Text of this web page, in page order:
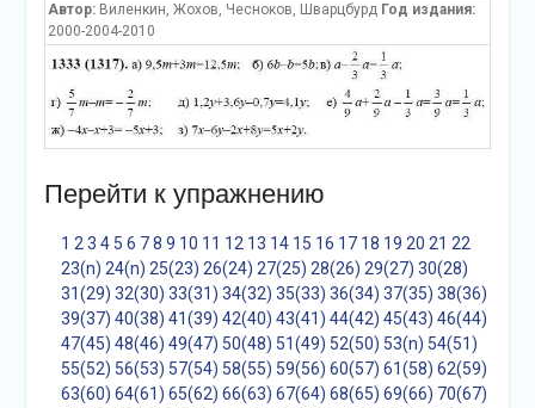
Автор:Виленкин, Жохов, Чесноков, Шварцбурд Год издания:
2000-2004-2010
Перейти к упражнению
1 2 3 4 5 6 7 8 9 10 11 12 13 14 15 16 17 18 19 20 21 22
23(n) 24(n) 25(23) 26(24) 27(25) 28(26) 29(27) 30(28)
31(29) 32(30) 33(31) 34(32) 35(33) 36(34) 37(35) 38(36)
39(37) 40(38) 41(39) 42(40) 43(41) 44(42) 45(43) 46(44)
47(45) 48(46) 49(47) 50(48) 51(49) 52(50) 53(n) 54(51)
55(52) 56(53) 57(54) 58(55) 59(56) 60(57) 61(58) 62(59)
63(60) 64(61) 65(62) 66(63) 67(64) 68(65) 69(66) 70(67)